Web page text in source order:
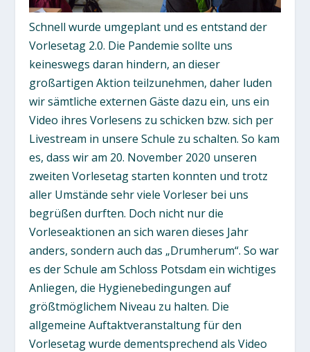
Schnell wurde umgeplant und es entstand der
Vorlesetag 2.0. Die Pandemie sollte uns
keineswegs daran hindern, an dieser
großartigen Aktion teilzunehmen, daher luden
wir sämtliche externen Gäste dazu ein, uns ein
Video ihres Vorlesens zu schicken bzw. sich per
Livestream in unsere Schule zu schalten. So kam
es, dass wir am 20. November 2020 unseren
zweiten Vorlesetag starten konnten und trotz
aller Umstände sehr viele Vorleser bei uns
begrüßen durften. Doch nicht nur die
Vorleseaktionen an sich waren dieses Jahr
anders, sondern auch das „Drumherum“. So war
es der Schule am Schloss Potsdam ein wichtiges
Anliegen, die Hygienebedingungen auf
größtmöglichem Niveau zu halten. Die
allgemeine Auftaktveranstaltung für den
Vorlesetag wurde dementsprechend als Video